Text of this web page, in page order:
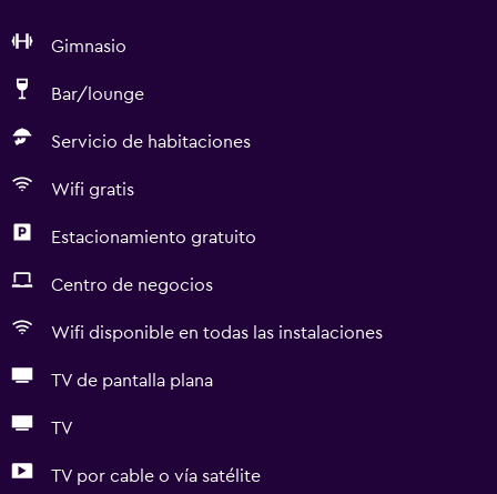
Gimnasio
Bar/lounge
Servicio de habitaciones
Wifi gratis
Estacionamiento gratuito
Centro de negocios
Wifi disponible en todas las instalaciones
TV de pantalla plana
TV
TV por cable o vía satélite